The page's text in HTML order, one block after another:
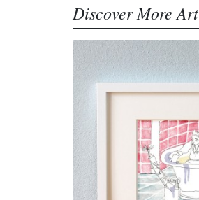
Discover More Art